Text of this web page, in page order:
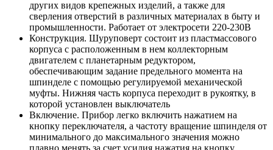
других видов крепежных изделий, а также для
сверления отверстий в различных материалах в быту и
промышленности. Работает от электросети 220-230В
Конструкция. Шуруповерт состоит из пластмассового
корпуса с расположенным в нем коллекторным
двигателем с планетарным редуктором,
обеспечивающим задание предельного момента на
шпинделе с помощью регулируемой механической
муфты. Нижняя часть корпуса переходит в рукоятку, в
которой установлен выключатель
Включение. Прибор легко включить нажатием на
кнопку переключателя, а частоту вращение шпинделя от
минимального до максимального значения можно
плавно менять за счет усилия нажатия на кнопку